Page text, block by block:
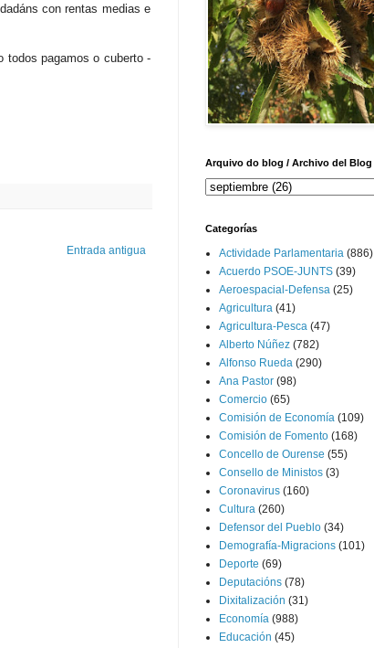
con rentas medias e
todos pagamos o cuberto -
Entrada antigua
Arquivo do blog / Archivo del Blog
Categorías
Actividade Parlamentaria (886)
Acuerdo PSOE-JUNTS (39)
Aeroespacial-Defensa (25)
Agricultura (41)
Agricultura-Pesca (47)
Alberto Núñez (782)
Alfonso Rueda (290)
Ana Pastor (98)
Comercio (65)
Comisión de Economía (109)
Comisión de Fomento (168)
Concello de Ourense (55)
Consello de Ministos (3)
Coronavirus (160)
Cultura (260)
Defensor del Pueblo (34)
Demografía-Migracions (101)
Deporte (69)
Deputacións (78)
Dixitalización (31)
Economía (988)
Educación (45)